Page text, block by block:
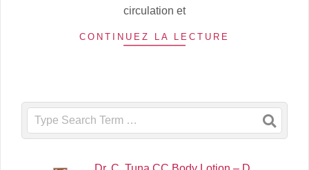
circulation et
CONTINUEZ LA LECTURE
Search